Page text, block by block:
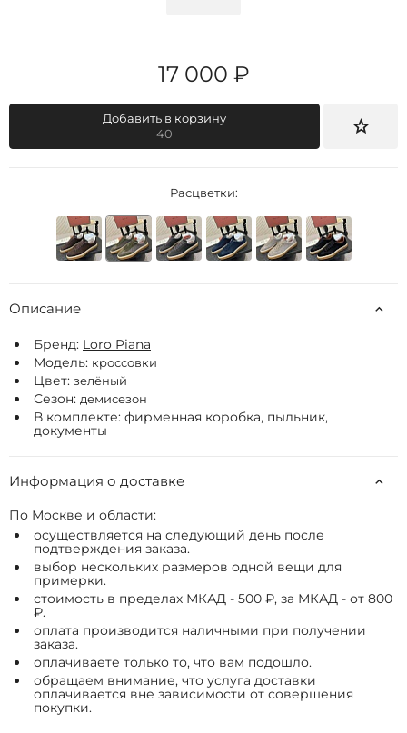
17 000 ₽
Добавить в корзину
40
Расцветки:
Описание
Бренд: Loro Piana
Модель: кроссовки
Цвет: зелёный
Сезон: демисезон
В комплекте: фирменная коробка, пыльник,
документы
Информация о доставке
По Москве и области:
осуществляется на следующий день после
подтверждения заказа.
выбор нескольких размеров одной вещи для
примерки.
стоимость в пределах МКАД - 500 ₽, за МКАД - от 800
₽.
оплата производится наличными при получении
заказа.
оплачиваете только то, что вам подошло.
обращаем внимание, что услуга доставки
оплачивается вне зависимости от совершения
покупки.